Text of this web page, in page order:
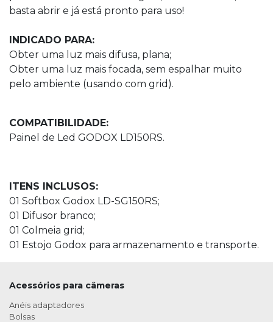
basta abrir e já está pronto para uso!
INDICADO PARA:
Obter uma luz mais difusa, plana;
Obter uma luz mais focada, sem espalhar muito
pelo ambiente (usando com grid).
COMPATIBILIDADE:
Painel de Led GODOX LD150RS.
ITENS INCLUSOS:
01 Softbox Godox LD-SG150RS;
01 Difusor branco;
01 Colmeia grid;
01 Estojo Godox para armazenamento e transporte.
Acessórios para câmeras
Anéis adaptadores
Bolsas